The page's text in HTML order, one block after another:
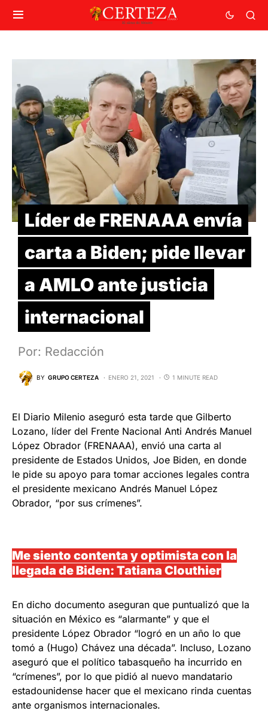
Líder de FRENAAA envía
carta a Biden; pide llevar
a AMLO ante justicia
internacional
Por: Redacción
BY GRUPO CERTEZA ENERO 21, 2021 1 MINUTE READ
El Diario Milenio aseguró esta tarde que Gilberto
Lozano, líder del Frente Nacional Anti Andrés Manuel
López Obrador (FRENAAA), envió una carta al
presidente de Estados Unidos, Joe Biden, en donde
le pide su apoyo para tomar acciones legales contra
el presidente mexicano Andrés Manuel López
Obrador, “por sus crímenes”.
Me siento contenta y optimista con la
llegada de Biden: Tatiana Clouthier
En dicho documento aseguran que puntualizó que la
situación en México es “alarmante” y que el
presidente López Obrador “logró en un año lo que
tomó a (Hugo) Chávez una década”. Incluso, Lozano
aseguró que el político tabasqueño ha incurrido en
“crímenes”, por lo que pidió al nuevo mandatario
estadounidense hacer que el mexicano rinda cuentas
ante organismos internacionales.